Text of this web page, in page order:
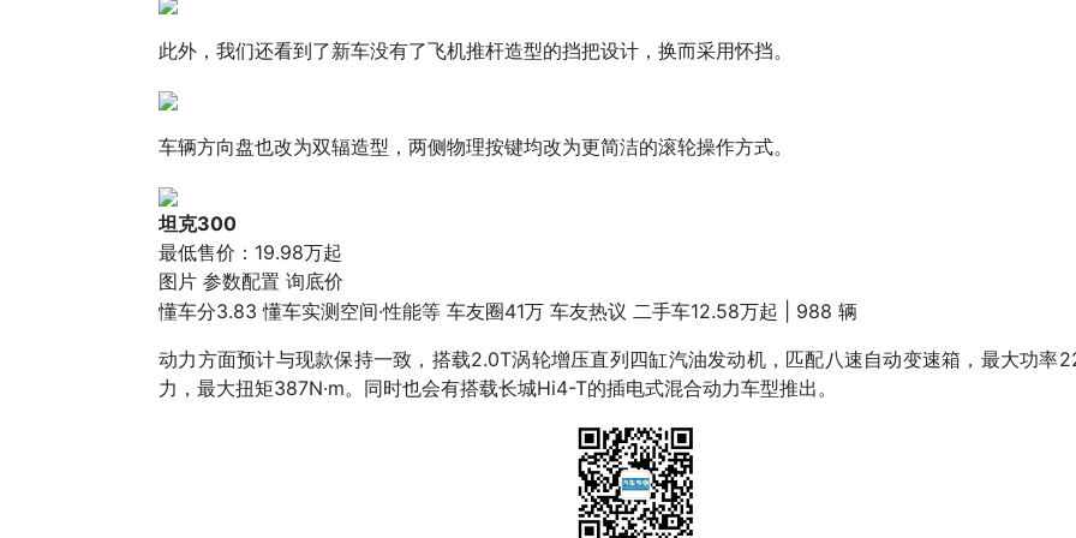
此外，我们还看到了新车没有了飞机推杆造型的挡把设计，换而采用怀挡。
车辆方向盘也改为双辐造型，两侧物理按键均改为更简洁的滚轮操作方式。
坦克300
最低售价： 19.98万起
图片 参数配置 询底价
懂车分3.83 懂车实测 空间·性能等 车友圈41万 车友热议 二手车12.58万起 | 988 辆
动力方面预计与现款保持一致，搭载2.0T涡轮增压直列四缸汽油发动机，匹配八速自动变速箱，最大功率
力，最大扭矩387N·m。同时也会有搭载长城Hi4-T的插电式混合动力车型推出。